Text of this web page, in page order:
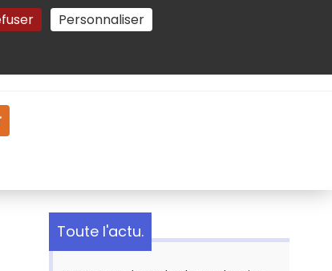
Personnaliser
des cookies
Toute l'actu.